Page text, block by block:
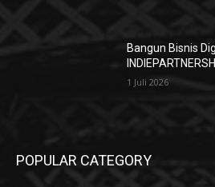
Bangun Bisnis
1 Juli 2026
POPULAR CATEGORY